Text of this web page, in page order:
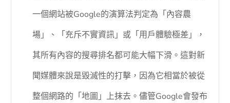
一個網站被Google的演算法判定為「內容農
場」、「充斥不實資訊」或「用戶體驗極差」，
其所有內容的搜尋排名都可能大幅下滑。這對新
聞媒體來說是毀滅性的打擊，因為它相當於被從
整個網路的「地圖」上抹去。儘管Google會發布